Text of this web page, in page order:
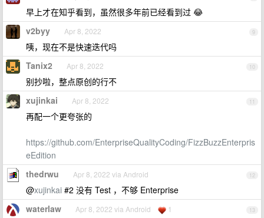
早上才在知乎看到，虽然很多年前已经看到过 😂
9
v2byy Apr 8, 2022
咦，现在不是快速迭代吗
10
Tanix2 Apr 8, 2022
别抄啦，整点原创的行不
11
xujinkai Apr 8, 2022
再配一个更夸张的
https://github.com/EnterpriseQualityCoding/FizzBuzzEnterpris
eEdition
12
thedrwu Apr 8, 2022 via Android
@xujinkai #2 没有 Test ，不够 Enterprise
13
waterlaw Apr 8, 2022 via Android 1